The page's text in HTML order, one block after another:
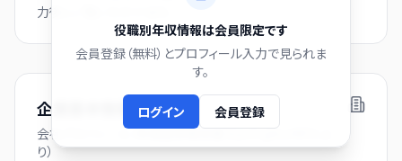
役職別年収情報は会員限定です
会員登録（無料）とプロフィール入力で見られま
す。
ログイン 会員登録
力後にご覧いただけます。
企業基本情報
会社プロフィール（有価証券報告書および gBizINFO よ
り）